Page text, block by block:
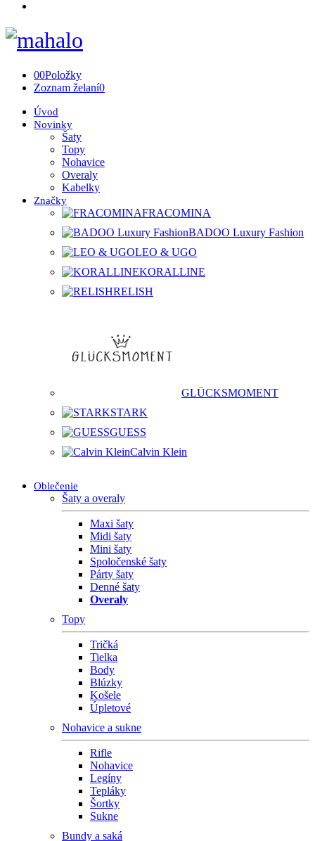
00Položky
Zoznam želaní0
Úvod
Novinky
Šaty
Topy
Nohavice
Overaly
Kabelky
Značky
FRACOMINA
BADOO Luxury Fashion
LEO & UGO
KORALLINE
RELISH
GLÜCKSMOMENT
STARK
GUESS
Calvin Klein
Oblečenie
Šaty a overaly
Maxi šaty
Midi šaty
Mini šaty
Spoločenské šaty
Párty šaty
Denné šaty
Overaly
Topy
Tričká
Tielka
Body
Blúzky
Košele
Úpletové
Nohavice a sukne
Rifle
Nohavice
Legíny
Tepláky
Šortky
Sukne
Bundy a saká